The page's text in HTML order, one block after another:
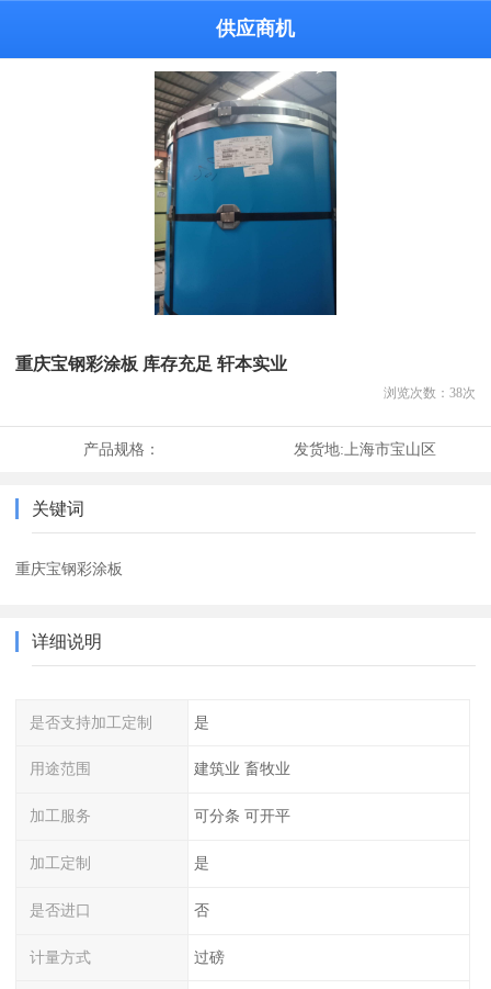
供应商机
重庆宝钢彩涂板 库存充足 轩本实业
浏览次数： 38次
产品规格： 发货地:上海市宝山区
关键词
重庆宝钢彩涂板
详细说明
是否支持加工定制 是
用途范围 建筑业 畜牧业
加工服务 可分条 可开平
加工定制 是
是否进口 否
计量方式 过磅